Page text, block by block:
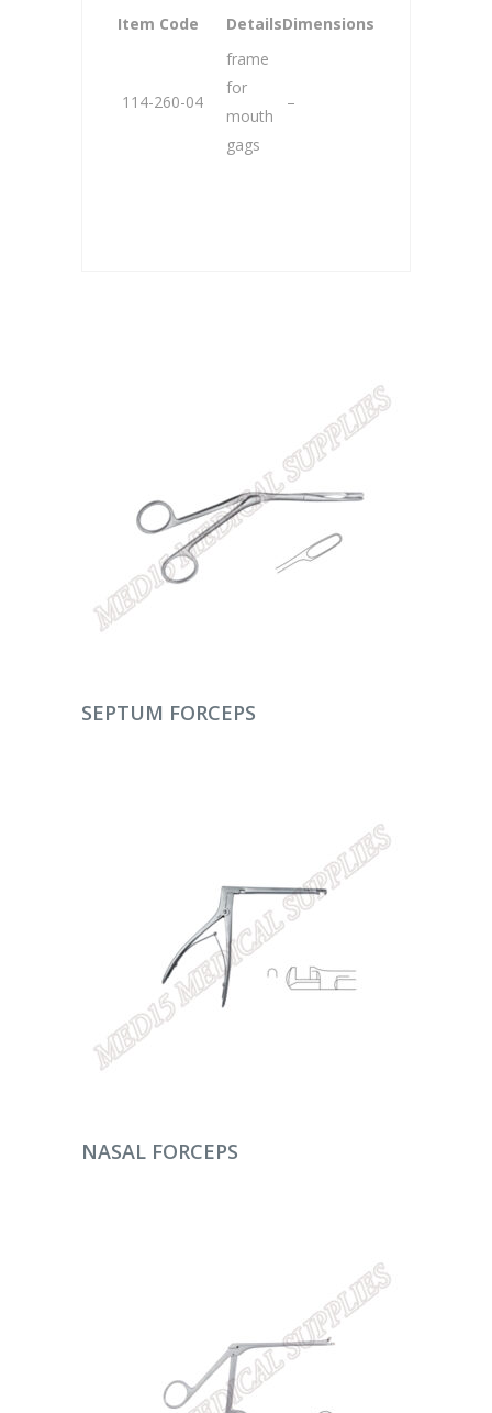
Item Code DetailsDimensions
114-260-04
frame
for
mouth
gags
–
DEVAMINI OKU
SEPTUM FORCEPS
DEVAMINI OKU
NASAL FORCEPS